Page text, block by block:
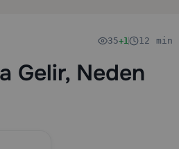
35+1 12 min
Gelir, Neden